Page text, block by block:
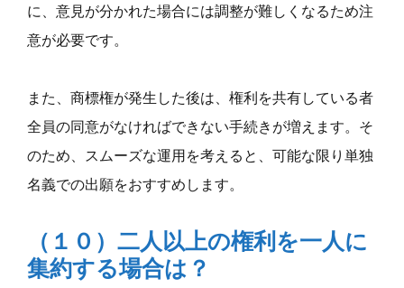
に、意見が分かれた場合には調整が難しくなるため注
意が必要です。
また、商標権が発生した後は、権利を共有している者
全員の同意がなければできない手続きが増えます。そ
のため、スムーズな運用を考えると、可能な限り単独
名義での出願をおすすめします。
（１０）二人以上の権利を一人に
集約する場合は？